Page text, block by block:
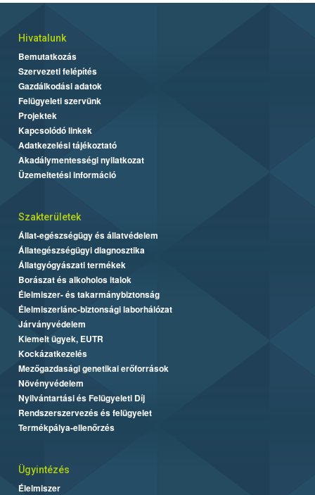
Hivatalunk
Bemutatkozás
Szervezeti felépítés
Gazdálkodási adatok
Felügyeleti szervünk
Projektek
Kapcsolódó linkek
Adatkezelési tájékoztató
Akadálymentességi nyilatkozat
Üzemeltetési információ
Szakterületek
Állat-egészségügy és állatvédelem
Állategészségügyi diagnosztika
Állatgyógyászati termékek
Borászat és alkoholos italok
Élelmiszer- és takarmánybiztonság
Élelmiszerlánc-biztonsági laborhálózat
Járványvédelem
Kiemelt ügyek, EUTR
Kockázatkezelés
Mezőgazdasági genetikai erőforrások
Növényvédelem
Nyilvántartási és Felügyeleti Díj
Rendszerszervezés és felügyelet
Termékpálya-ellenőrzés
Ügyintézés
Élelmiszer